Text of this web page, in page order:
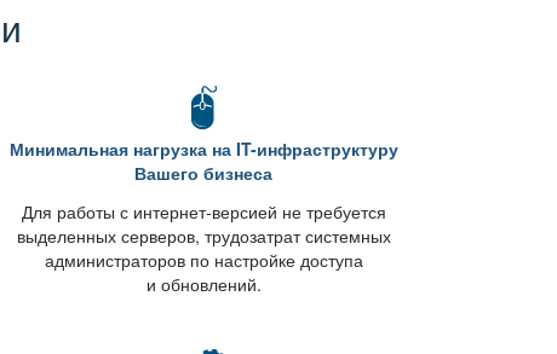
Минимальная нагрузка на IT-инфраструктуру
ашего бизнеса
Для работы с интернет-версией не требуется
ыделенных серверов, трудозатрат системных
администраторов по настройке доступа
и обновлений.